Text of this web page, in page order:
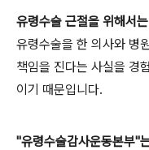
유령수술 근절을 위해서
유령수술을 한 의사와 병
책임을 진다는 사실을 경
이기 때문입니다.
"유령수술감사운동본부"